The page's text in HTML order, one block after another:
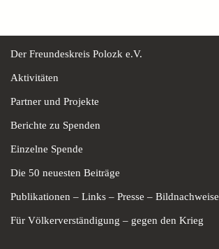
Der Freundeskreis Polozk e.V.
Aktivitäten
Partner und Projekte
Berichte zu Spenden
Einzelne Spende
Die 50 neuesten Beiträge
Publikationen – Links – Presse – Bildnachweise
Für Völkerverständigung – gegen den Krieg